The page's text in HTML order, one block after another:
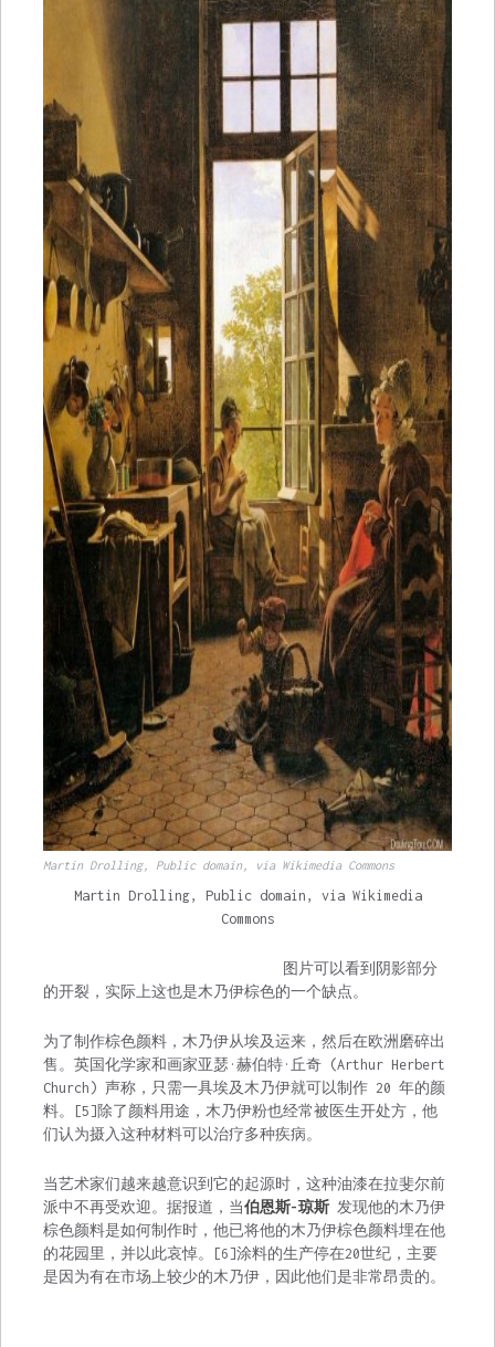
Martin Drolling, Public domain, via Wikimedia Commons
Martin Drolling, Public domain, via Wikimedia
Commons
图片可以看到阴影部分
的开裂，实际上这也是木乃伊棕色的一个缺点。
为了制作棕色颜料，木乃伊从埃及运来，然后在欧洲磨碎出
售。英国化学家和画家亚瑟·赫伯特·丘奇 (Arthur Herbert
Church) 声称，只需一具埃及木乃伊就可以制作 20 年的颜
料。[5]除了颜料用途，木乃伊粉也经常被医生开处方，他
们认为摄入这种材料可以治疗多种疾病。
当艺术家们越来越意识到它的起源时，这种油漆在拉斐尔前
派中不再受欢迎。据报道，当伯恩斯-琼斯 发现他的木乃伊
棕色颜料是如何制作时，他已将他的木乃伊棕色颜料埋在他
的花园里，并以此哀悼。[6]涂料的生产停在20世纪，主要
是因为有在市场上较少的木乃伊，因此他们是非常昂贵的。